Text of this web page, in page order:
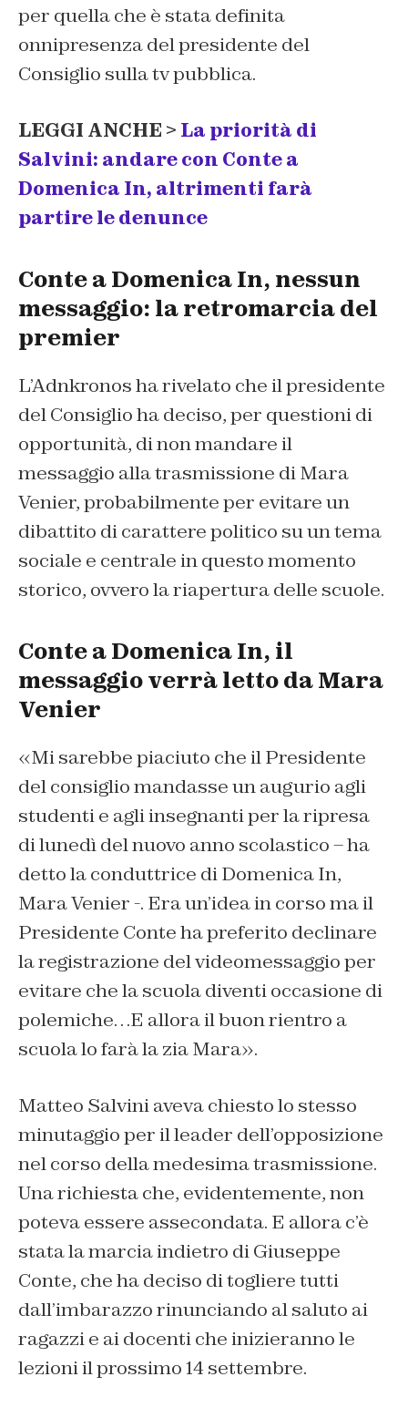
per quella che è stata definita
onnipresenza del presidente del
Consiglio sulla tv pubblica.
LEGGI ANCHE > La priorità di
Salvini: andare con Conte a
Domenica In, altrimenti farà
partire le denunce
Conte a Domenica In, nessun
messaggio: la retromarcia del
premier
L’Adnkronos ha rivelato che il presidente
del Consiglio ha deciso, per questioni di
opportunità, di non mandare il
messaggio alla trasmissione di Mara
Venier, probabilmente per evitare un
dibattito di carattere politico su un tema
sociale e centrale in questo momento
storico, ovvero la riapertura delle scuole.
Conte a Domenica In, il
messaggio verrà letto da Mara
Venier
«Mi sarebbe piaciuto che il Presidente
del consiglio mandasse un augurio agli
studenti e agli insegnanti per la ripresa
di lunedì del nuovo anno scolastico – ha
detto la conduttrice di Domenica In,
Mara Venier -. Era un’idea in corso ma il
Presidente Conte ha preferito declinare
la registrazione del videomessaggio per
evitare che la scuola diventi occasione di
polemiche…E allora il buon rientro a
scuola lo farà la zia Mara».
Matteo Salvini aveva chiesto lo stesso
minutaggio per il leader dell’opposizione
nel corso della medesima trasmissione.
Una richiesta che, evidentemente, non
poteva essere assecondata. E allora c’è
stata la marcia indietro di Giuseppe
Conte, che ha deciso di togliere tutti
dall’imbarazzo rinunciando al saluto ai
ragazzi e ai docenti che inizieranno le
lezioni il prossimo 14 settembre.